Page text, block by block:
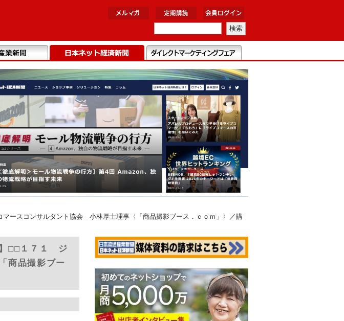
ースコンサルタント協会 小林厚士理事〈「商品撮影ブース．ｃｏｍ」〉／購
】□□１７１ ジ
商品撮影ブー